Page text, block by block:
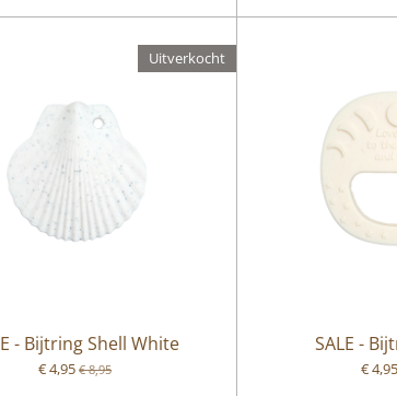
Uitverkocht
- Bijtring Shell White
€ 4,95 € 8,95
SALE -
€ 4,95